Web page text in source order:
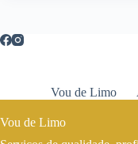
Vou de Limo
Vou de Limo